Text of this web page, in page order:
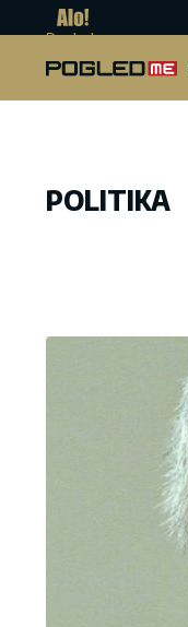
Pogled.me
POLITIKA